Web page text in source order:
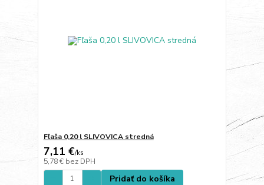
Fľaša 0,20 l SLIVOVICA stredná
7,11 €/ks
5,78 € bez DPH
Pridať do košíka